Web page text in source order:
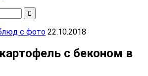
с фото 22.10.2018
с беконом в